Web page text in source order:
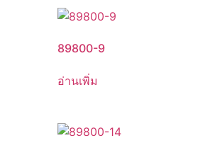
89800-9
อ่านเพิ่ม